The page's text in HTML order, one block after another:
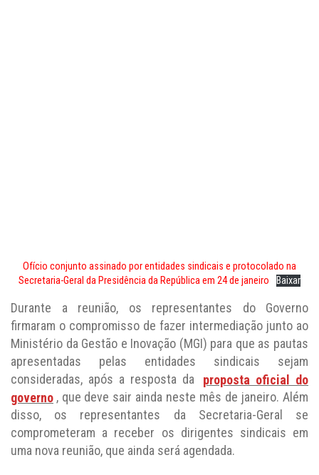
Secretaria-Geral da Presidência da República em 24 de janeiro
Baixar
Durante a reunião, os representantes do Governo
firmaram o compromisso de fazer intermediação junto ao
Ministério da Gestão e Inovação (MGI) para que as pautas
apresentadas pelas entidades sindicais sejam
consideradas, após a resposta da
proposta oficial do
governo , que deve sair ainda neste mês de janeiro. Além
disso, os representantes da Secretaria-Geral se
comprometeram a receber os dirigentes sindicais em
uma nova reunião, que ainda será agendada.